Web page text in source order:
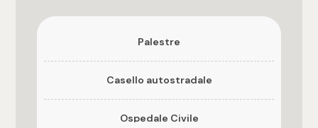
Anno di costruzione
Palestre
Casello autostradale
Ospedale Civile
Qualsiasi